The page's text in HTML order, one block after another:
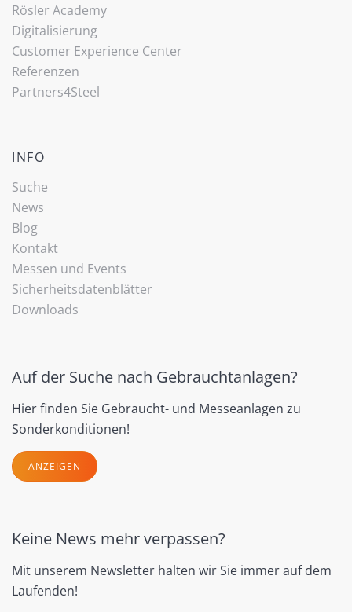
Rösler Academy
Digitalisierung
Customer Experience Center
Referenzen
Partners4Steel
INFO
Suche
News
Blog
Kontakt
Messen und Events
Sicherheitsdatenblätter
Downloads
Auf der Suche nach Gebrauchtanlagen?
Hier finden Sie Gebraucht- und Messeanlagen zu
Sonderkonditionen!
ANZEIGEN
Keine News mehr verpassen?
Mit unserem Newsletter halten wir Sie immer auf dem
Laufenden!